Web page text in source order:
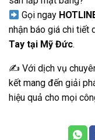
Gọi ngay
nhận báo giá chi tiết
Tay tại Mỹ Đức.
✍️ Với dịch vụ
kết mang đến giải
hiệu quả cho mọi